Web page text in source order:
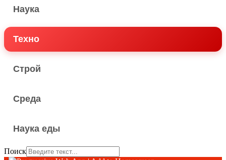
Наука
Техно
Строй
Среда
Наука еды
Поиск